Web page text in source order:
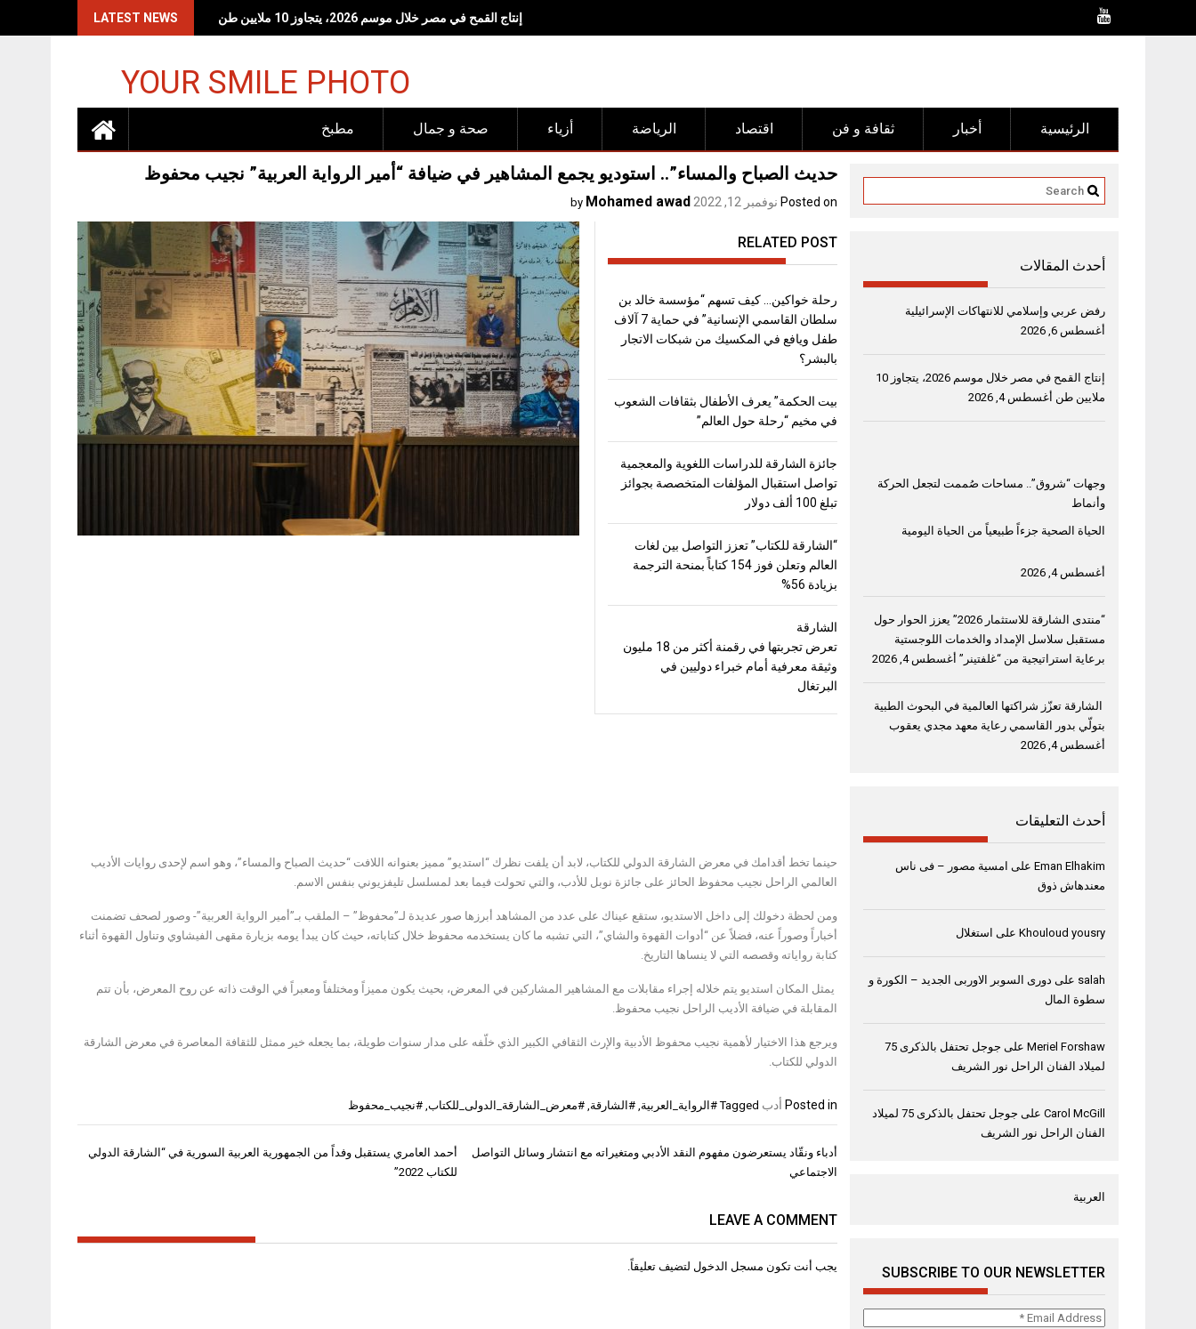
LATEST NEWS إنتاج القمح في مصر خلال موسم 2026، يتجاوز 10 ملايين طن
YOUR SMILE PHOTO
مطبخ صحة و جمال أزياء الرياضة اقتصاد ثقافة و فن أخبار الرئيسية
حديث الصباح والمساء”.. استوديو يجمع المشاهير في ضيافة “أمير الرواية العربية” نجيب محفوظ
Posted on نوفمبر 12, 2022 by
Mohamed awad
RELATED POST
رحلة خواكين… كيف تسهم “مؤسسة خالد بن
سلطان القاسمي الإنسانية” في حماية 7 آلاف
طفل ويافع في المكسيك من شبكات الاتجار
بالبشر؟
بيت الحكمة” يعرف الأطفال بثقافات الشعوب
في مخيم “رحلة حول العالم”
جائزة الشارقة للدراسات اللغوية والمعجمية
تواصل استقبال المؤلفات المتخصصة بجوائز
تبلغ 100 ألف دولار
“الشارقة للكتاب” تعزز التواصل بين لغات
العالم وتعلن فوز 154 كتاباً بمنحة الترجمة
بزيادة 56%
الشارقة
تعرض تجربتها في رقمنة أكثر من 18 مليون
وثيقة معرفية أمام خبراء دوليين في
البرتغال
حينما تخط أقدامك في معرض الشارقة الدولي للكتاب، لابد أن يلفت نظرك “استديو” مميز بعنوانه اللافت “حديث الصباح والمساء”، وهو اسم لإحدى روايات الأديب
العالمي الراحل نجيب محفوظ الحائز على جائزة نوبل للأدب، والتي تحولت فيما بعد لمسلسل تليفزيوني بنفس الاسم.
ومن لحظة دخولك إلى داخل الاستديو، ستقع عيناك على عدد من المشاهد أبرزها صور عديدة لـ”محفوظ” – الملقب بـ”أمير الرواية العربية”- وصور لصحف تضمنت
أخباراً وصوراً عنه، فضلاً عن “أدوات القهوة والشاي”، التي تشبه ما كان يستخدمه محفوظ خلال كتاباته، حيث كان يبدأ يومه بزيارة مقهى الفيشاوي وتناول القهوة أثناء
كتابة رواياته وقصصه التي لا ينساها التاريخ.
يمثل المكان استديو يتم خلاله إجراء مقابلات مع المشاهير المشاركين في المعرض، بحيث يكون مميزاً ومختلفاً ومعبراً في الوقت ذاته عن روح المعرض، بأن تتم
المقابلة في ضيافة الأديب الراحل نجيب محفوظ.
ويرجع هذا الاختيار لأهمية نجيب محفوظ الأدبية والإرث الثقافي الكبير الذي خلّفه على مدار سنوات طويلة، بما يجعله خير ممثل للثقافة المعاصرة في معرض الشارقة
الدولي للكتاب.
Posted in أدب Tagged #الرواية_العربية, #الشارقة, #معرض_الشارقة_الدولى_للكتاب, #نجيب_محفوظ
تصفّح
المقالات
أحمد العامري يستقبل وفداً من الجمهورية العربية السورية في “الشارقة الدولي
للكتاب 2022”
أدباء ونقّاد يستعرضون مفهوم النقد الأدبي ومتغيراته مع انتشار وسائل التواصل
الاجتماعي
LEAVE A COMMENT
يجب أنت تكون مسجل الدخول لتضيف تعليقاً.
أحدث المقالات
رفض عربي وإسلامي للانتهاكات الإسرائيلية
أغسطس 6, 2026
إنتاج القمح في مصر خلال موسم 2026، يتجاوز 10
ملايين طن أغسطس 4, 2026
وجهات “شروق”.. مساحات صُممت لتجعل الحركة
وأنماط
الحياة الصحية جزءاً طبيعياً من الحياة اليومية
أغسطس 4, 2026
“منتدى الشارقة للاستثمار 2026” يعزز الحوار حول
مستقبل سلاسل الإمداد والخدمات اللوجستية
برعاية استراتيجية من “غلفتينر” أغسطس 4, 2026
الشارقة تعزّز شراكتها العالمية في البحوث الطبية
بتولّي بدور القاسمي رعاية معهد مجدي يعقوب
أغسطس 4, 2026
أحدث التعليقات
Eman Elhakim على امسية مصور – فى ناس
معندهاش ذوق
Khouloud yousry على استغلال
salah على دورى السوبر الاوربى الجديد – الكورة و
سطوة المال
Meriel Forshaw على
جوجل تحتفل بالذكرى 75
لميلاد الفنان الراحل نور الشريف
Carol McGill على
جوجل تحتفل بالذكرى 75 لميلاد
الفنان الراحل نور الشريف
العربية
SUBSCRIBE TO OUR NEWSLETTER
Email